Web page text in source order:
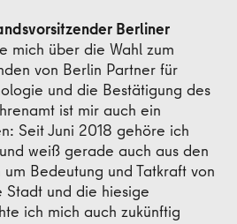
Berliner
mich über die Wahl zum
von Berlin Partner für
und die Bestätigung des
ist mir auch ein
Seit Juni 2018 gehöre ich
weiß gerade auch aus den
Bedeutung und Tatkraft von
und die hiesige
ich mich auch zukünftig